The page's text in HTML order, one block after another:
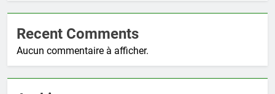
Recent Comments
Aucun commentaire à afficher.